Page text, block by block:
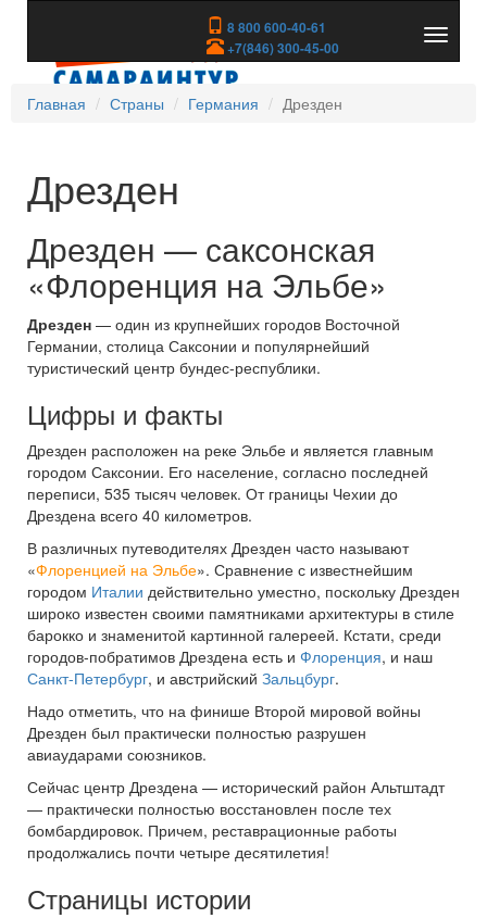
8 800 600-40-61
+7(846) 300-45-00
скрыть
Главная
Страны Германия Дрезден
Дрезден
Дрезден — саксонская
«Флоренция на Эльбе»
Дрезден — один из крупнейших городов Восточной
Германии, столица Саксонии и популярнейший
туристический центр бундес-республики.
Цифры и факты
Дрезден расположен на реке Эльбе и является главным
городом Саксонии. Его население, согласно последней
переписи, 535 тысяч человек. От границы Чехии до
Дрездена всего 40 километров.
В различных путеводителях Дрезден часто называют
«Флоренцией на Эльбе». Сравнение с известнейшим
городом Италии действительно уместно, поскольку Дрезден
широко известен своими памятниками архитектуры в стиле
барокко и знаменитой картинной галереей. Кстати, среди
городов-побратимов Дрездена есть и Флоренция, и наш
Санкт-Петербург, и австрийский Зальцбург.
Надо отметить, что на финише Второй мировой войны
Дрезден был практически полностью разрушен
авиаударами союзников.
Сейчас центр Дрездена — исторический район Альтштадт
— практически полностью восстановлен после тех
бомбардировок. Причем, реставрационные работы
продолжались почти четыре десятилетия!
Страницы истории